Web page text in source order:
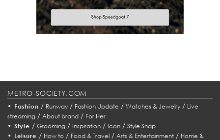
METRO-SOCIETY.COM
• Fashion / Runway/ Fashion Update / Watches & Jewelry/ Live
streaming / About brand / For Her
• Style / Grooming/ Inspiration/ Icon/ Style Snap
• Leisure / How to/ Food & Travel/ Arts & Entertainment/ Home &